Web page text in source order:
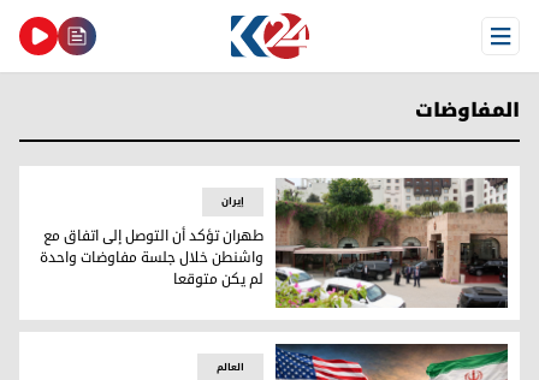
Open Menu
المفاوضات
طهران تؤكد أن التوصل إلى اتفاق مع واشنطن خلال جلسة
إيران
طهران تؤكد أن التوصل إلى اتفاق مع
واشنطن خلال جلسة مفاوضات واحدة
لم يكن متوقعا
العالم